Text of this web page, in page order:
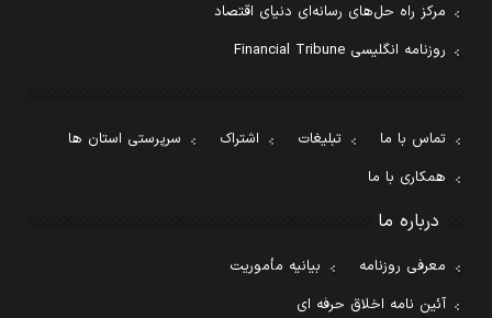
مرکز راه حل‌های رسانه‌ای دنیای اقتصاد
روزنامه انگلیسی Financial Tribune
تماس با ما تبلیغات اشتراک
سرپرستی استان ها
همکاری با ما
درباره ما
معرفی روزنامه
بیانیه مأموریت
آئین نامه اخلاق حرفه ای